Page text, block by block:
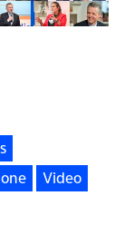
Video